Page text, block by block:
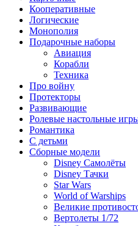
Кооперативные
Логические
Монополия
Подарочные наборы
Авиация
Корабли
Техника
Про войну
Протекторы
Развивающие
Ролевые настольные
Романтика
С детьми
Сборные модели
Disney Самолёты
Disney Тачки
Star Wars
World of Warships
Великие
Вертолеты 1/72